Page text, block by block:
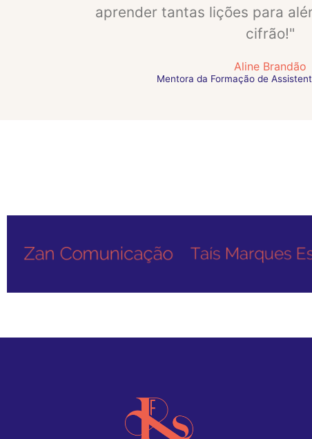
aprender tantas lições para
cifrão!"
Aline Brandão
Mentora da Formação de